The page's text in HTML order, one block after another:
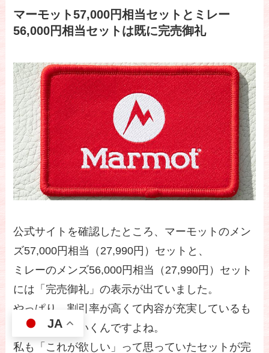
マーモット57,000円相当セットとミレー
56,000円相当セットは既に完売御礼
公式サイトを確認したところ、マーモットのメン
ズ57,000円相当（27,990円）セットと、
ミレーのメンズ56,000円相当（27,990円）セット
には「完売御礼」の表示が出ていました。
やっぱり、割引率が高くて内容が充実しているも
のから売れていくんですよね。
私も「これが欲しい」って思っていたセットが完
JA